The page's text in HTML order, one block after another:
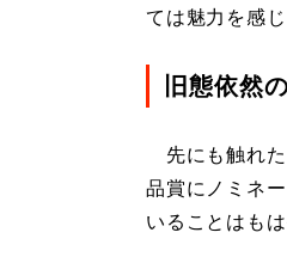
ては魅力を感
旧態依然
先にも触れた
品賞にノミネ
いることはも